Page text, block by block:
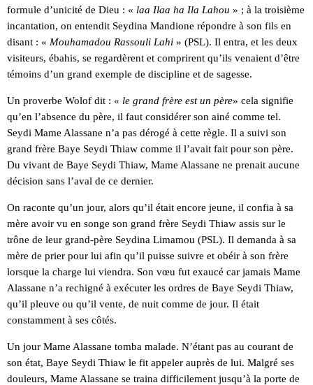
formule d’unicité de Dieu : « laa Ilaa ha Ila Lahou » ; à la troisième
incantation, on entendit Seydina Mandione répondre à son fils en
disant : « Mouhamadou Rassouli Lahi » (PSL). Il entra, et les deux
visiteurs, ébahis, se regardèrent et comprirent qu’ils venaient d’être
témoins d’un grand exemple de discipline et de sagesse.
Un proverbe Wolof dit : « le grand frère est un père» cela signifie
qu’en l’absence du père, il faut considérer son ainé comme tel.
Seydi Mame Alassane n’a pas dérogé à cette règle. Il a suivi son
grand frère Baye Seydi Thiaw comme il l’avait fait pour son père.
Du vivant de Baye Seydi Thiaw, Mame Alassane ne prenait aucune
décision sans l’aval de ce dernier.
On raconte qu’un jour, alors qu’il était encore jeune, il confia à sa
mère avoir vu en songe son grand frère Seydi Thiaw assis sur le
trône de leur grand-père Seydina Limamou (PSL). Il demanda à sa
mère de prier pour lui afin qu’il puisse suivre et obéir à son frère
lorsque la charge lui viendra. Son vœu fut exaucé car jamais Mame
Alassane n’a rechigné à exécuter les ordres de Baye Seydi Thiaw,
qu’il pleuve ou qu’il vente, de nuit comme de jour. Il était
constamment à ses côtés.
Un jour Mame Alassane tomba malade. N’étant pas au courant de
son état, Baye Seydi Thiaw le fit appeler auprès de lui. Malgré ses
douleurs, Mame Alassane se traina difficilement jusqu’à la porte de